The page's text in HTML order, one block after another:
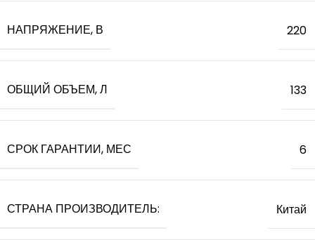
НАПРЯЖЕНИЕ, В 220
ОБЩИЙ ОБЪЕМ, Л 133
СРОК ГАРАНТИИ, МЕС 6
СТРАНА ПРОИЗВОДИТЕЛЬ: Китай